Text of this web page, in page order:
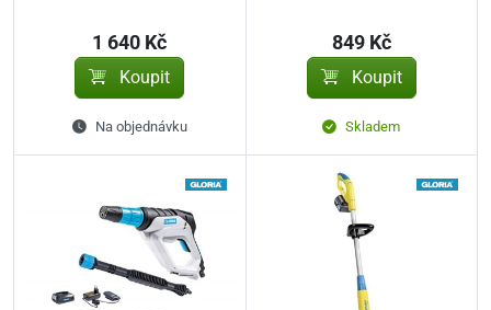
1 640 Kč
Koupit
Na objednávku
849 Kč
Koupit
Skladem